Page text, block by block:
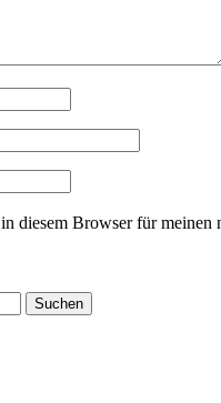
diesem Browser für meinen